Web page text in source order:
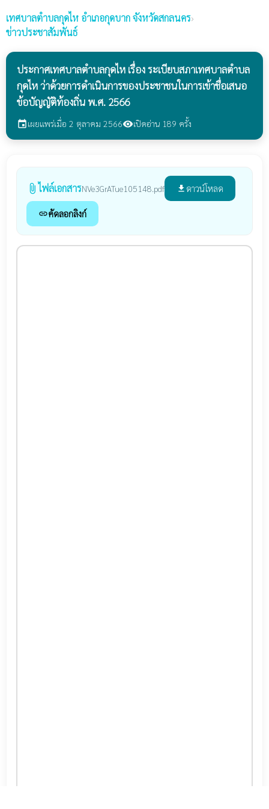
เทศบาลตำบลกุดไห อำเภอกุดบาก จังหวัดสกลนคร›
ข่าวประชาสัมพันธ์
ประกาศเทศบาลตำบลกุดไห เรื่อง ระเบียบสภาเทศบาลตำบล
กุดไห ว่าด้วยการดำเนินการของประชาชนในการเข้าชื่อเสนอ
ข้อบัญญัติท้องถิ่น พ.ศ. 2566
eventเผยแพร่เมื่อ 2 ตุลาคม 2566visibilityเปิดอ่าน 189 ครั้ง
attach_file ไฟล์เอกสารNVe3GrATue105148.pdf file_download ดาวน์โหลด
linkคัดลอกลิงก์